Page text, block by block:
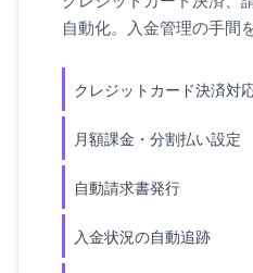
自動化。入金管理の手間
クレジットカード決済対
月額課金・分割払い設定
自動請求書発行
入金状況の自動追跡